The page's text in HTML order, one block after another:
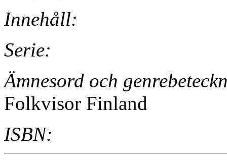
Innehåll:
Serie:
Ämnesord och
Folkvisor Finland
ISBN: